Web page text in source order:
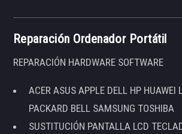
Reparación Ordenador Portátil
REPARACIÓN HARDWARE SOFTWARE
ACER ASUS APPLE DELL HP HUAWEI
PACKARD BELL SAMSUNG TOSHIBA
SUSTITUCIÓN PANTALLA LCD